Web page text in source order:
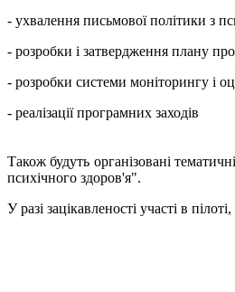
- ухвалення письмової політики з
- розробки і затвердження плану
- розробки системи моніторингу і
- реалізації програмних заходів
Також будуть організовані
психічного здоров'я".
У разі зацікавленості участі в